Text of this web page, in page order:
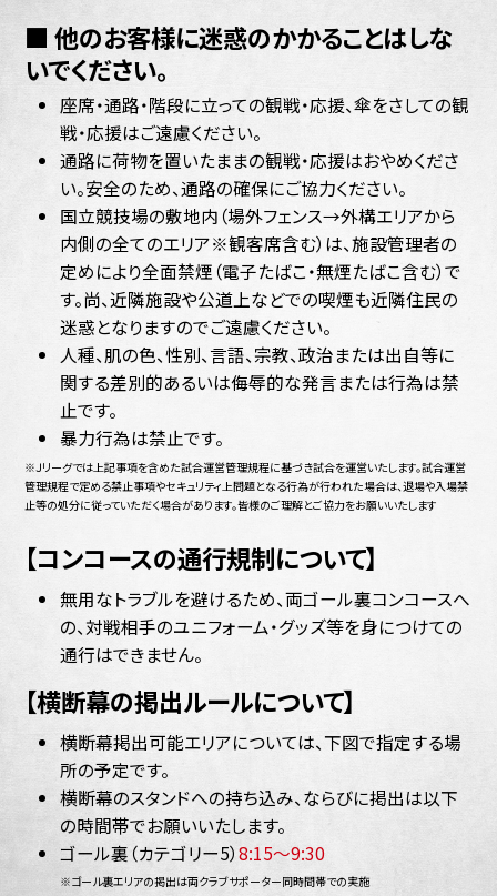
■ 他のお客様に迷惑のかかることはしな
いでください。
座席・通路・階段に立っての観戦・応援、傘をさしての観
戦・応援はご遠慮ください。
通路に荷物を置いたままの観戦・応援はおやめくださ
い。安全のため、通路の確保にご協力ください。
国立競技場の敷地内（場外フェンス→外構エリアから
内側の全てのエリア※観客席含む）は、施設管理者の
定めにより全面禁煙（電子たばこ・無煙たばこ含む）で
す。尚、近隣施設や公道上などでの喫煙も近隣住民の
迷惑となりますのでご遠慮ください。
人種、肌の色、性別、言語、宗教、政治または出自等に
関する差別的あるいは侮辱的な発言または行為は禁
止です。
暴力行為は禁止です。
※Ｊリーグでは上記事項を含めた試合運営管理規程に基づき試合を運営いたします。試合運営
管理規程で定める禁止事項やセキュリティ上問題となる行為が行われた場合は、退場や入場禁
止等の処分に従っていただく場合があります。皆様のご理解とご協力をお願いいたします
【コンコースの通行規制について】
無用なトラブルを避けるため、両ゴール裏コンコースへ
の、対戦相手のユニフォーム・グッズ等を身につけての
通行はできません。
【横断幕の掲出ルールについて】
横断幕掲出可能エリアについては、下図で指定する場
所の予定です。
横断幕のスタンドへの持ち込み、ならびに掲出は以下
の時間帯でお願いいたします。
ゴール裏（カテゴリー5）8:15～9:30
※ゴール裏エリアの掲出は両クラブサポーター同時間帯での実施